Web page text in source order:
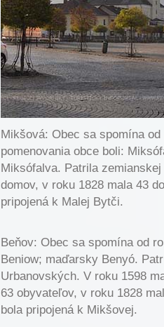
Mikšová: Obec sa spomína
pomenovania obce boli:
Miksófalva. Patrila
domov, v roku 1828 mala 43
pripojená k Malej Bytči.
Beňov: Obec sa spomína od
Beniow; maďarsky Benyó.
Urbanovských. V roku 1598
63 obyvateľov, v roku 1828
bola pripojená k Mikšovej.